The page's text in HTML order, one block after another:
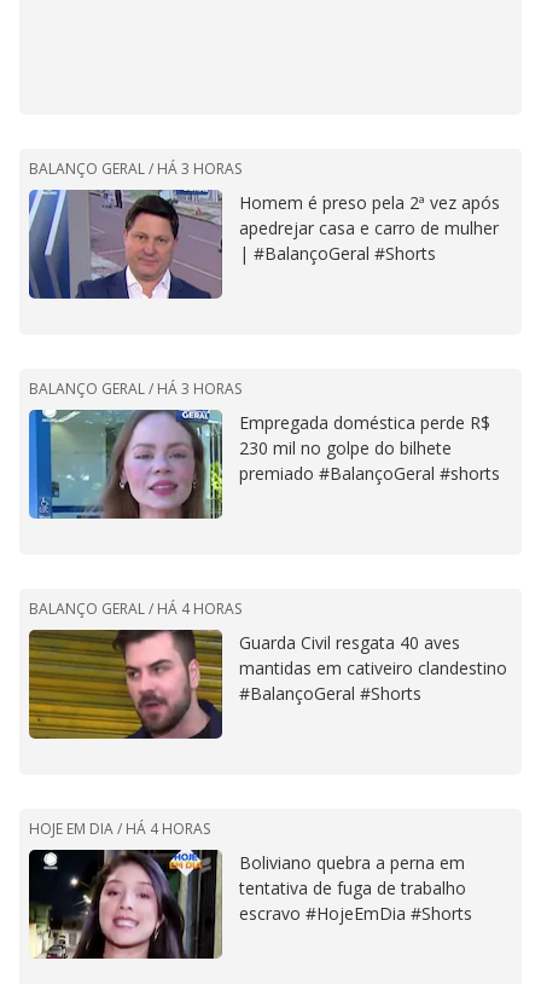
BALANÇO GERAL / HÁ 3 HORAS
Homem é preso pela 2ª vez após
apedrejar casa e carro de mulher
| #BalançoGeral #Shorts
BALANÇO GERAL / HÁ 3 HORAS
Empregada doméstica perde R$
230 mil no golpe do bilhete
premiado #BalançoGeral #shorts
BALANÇO GERAL / HÁ 4 HORAS
Guarda Civil resgata 40 aves
mantidas em cativeiro clandestino
#BalançoGeral #Shorts
HOJE EM DIA / HÁ 4 HORAS
Boliviano quebra a perna em
tentativa de fuga de trabalho
escravo #HojeEmDia #Shorts